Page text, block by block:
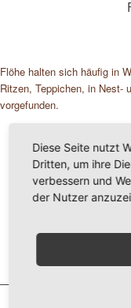
Flöhe halten sich häufig in
Ritzen, Teppichen, in Nest-
vorgefunden.
Diese Seite nutzt
Dritten, um ihre
verbessern und
der Nutzer